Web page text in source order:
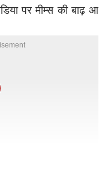
पर मीम्स की बाढ़ आ